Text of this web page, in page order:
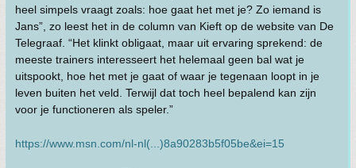
heel simpels vraagt zoals: hoe gaat het met je? Zo iemand is
Jans”, zo leest het in de column van Kieft op de website van De
Telegraaf. “Het klinkt obligaat, maar uit ervaring sprekend: de
meeste trainers interesseert het helemaal geen bal wat je
uitspookt, hoe het met je gaat of waar je tegenaan loopt in je
leven buiten het veld. Terwijl dat toch heel bepalend kan zijn
voor je functioneren als speler.”
https://www.msn.com/nl-nl(...)8a90283b5f05be&ei=15